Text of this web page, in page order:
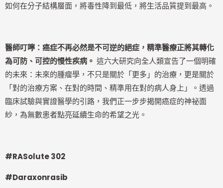
如何在分子結構層面，將毒性降到最低，將生活品質提到最高。
醫師叮嚀：癌症不再必然是不可逆的絕症，精準醫療正將其轉化
為可防、可控的慢性疾病。 這六大研究向全人類宣告了一個明確
的未來：未來的腫瘤學，不只是關於「更多」的治療，更是關於
「對的治療方案、在對的時間、精準用在對的病人身上」。透過
臨床試驗與實證醫學的引路，我們正一步步揭開癌症的神祕面
紗，為無數患者點亮延續生命的希望之光。
#RASolute 302
#Daraxonrasib